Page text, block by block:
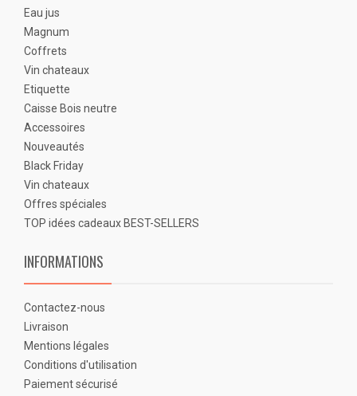
Eau jus
Magnum
Coffrets
Vin chateaux
Etiquette
Caisse Bois neutre
Accessoires
Nouveautés
Black Friday
Vin chateaux
Offres spéciales
TOP idées cadeaux BEST-SELLERS
INFORMATIONS
Contactez-nous
Livraison
Mentions légales
Conditions d'utilisation
Paiement sécurisé